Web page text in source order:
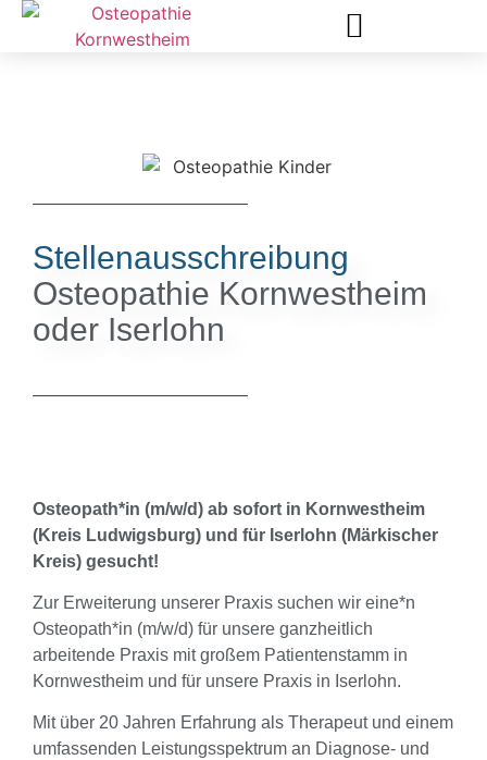
Stellenausschreibung
Osteopathie Kornwestheim
oder Iserlohn
Osteopath*in (m/w/d) ab sofort in Kornwestheim
(Kreis Ludwigsburg) und für Iserlohn (Märkischer
Kreis) gesucht!
Zur Erweiterung unserer Praxis suchen wir eine*n
Osteopath*in (m/w/d) für unsere ganzheitlich
arbeitende Praxis mit großem Patientenstamm in
Kornwestheim und für unsere Praxis in Iserlohn.
Mit über 20 Jahren Erfahrung als Therapeut und einem
umfassenden Leistungsspektrum an Diagnose- und